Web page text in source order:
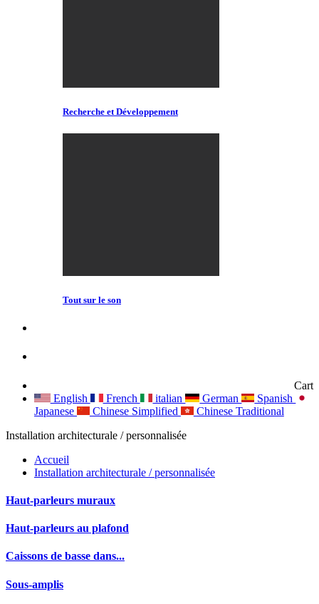
Recherche et Développement
Tout sur le son
Cart
English
French italian German
Spanish
Japanese
Chinese Simplified
Chinese Traditional
Installation architecturale / personnalisée
Accueil
Installation architecturale / personnalisée
Haut-parleurs muraux
Haut-parleurs au plafond
Caissons de basse dans...
Sous-amplis